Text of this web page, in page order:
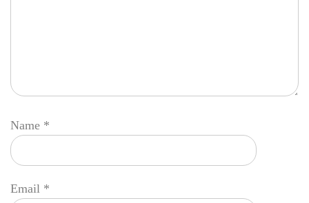
Name *
Email *